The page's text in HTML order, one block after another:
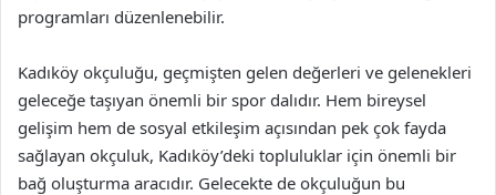
programları düzenlenebilir.
Kadıköy okçuluğu, geçmişten gelen değerleri ve gelenekleri
geleceğe taşıyan önemli bir spor dalıdır. Hem bireysel
gelişim hem de sosyal etkileşim açısından pek çok fayda
sağlayan okçuluk, Kadıköy’deki topluluklar için önemli bir
bağ oluşturma aracıdır. Gelecekte de okçuluğun bu